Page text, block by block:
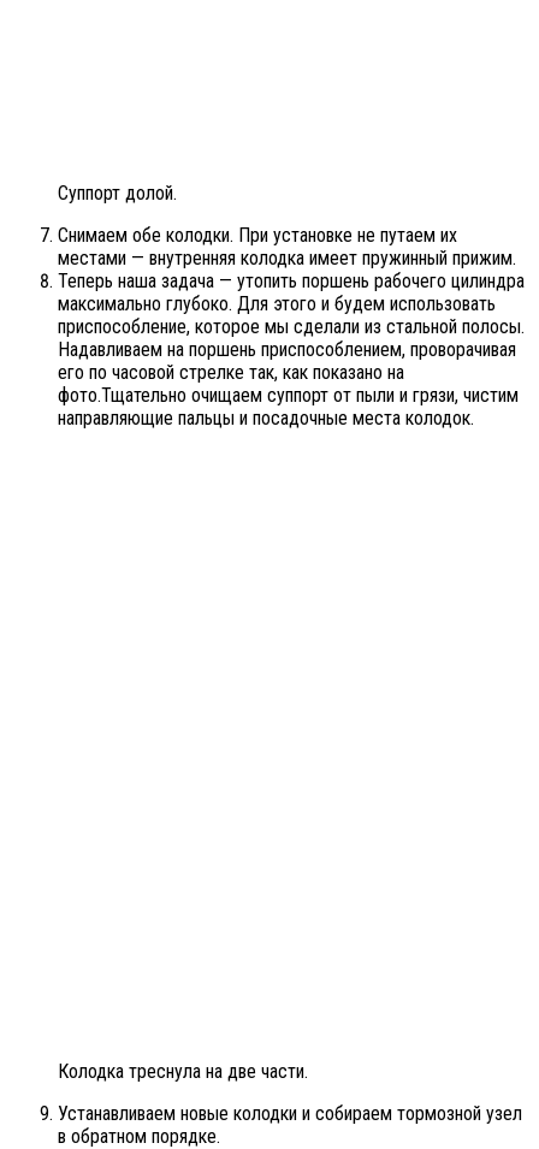
Суппорт долой.
Снимаем обе колодки. При установке не путаем их
местами — внутренняя колодка имеет пружинный прижим.
Теперь наша задача — утопить поршень рабочего цилиндра
максимально глубоко. Для этого и будем использовать
приспособление, которое мы сделали из стальной полосы.
Надавливаем на поршень приспособлением, проворачивая
его по часовой стрелке так, как показано на
фото.Тщательно очищаем суппорт от пыли и грязи, чистим
направляющие пальцы и посадочные места колодок.
Колодка треснула на две части.
Устанавливаем новые колодки и собираем тормозной узел
в обратном порядке.